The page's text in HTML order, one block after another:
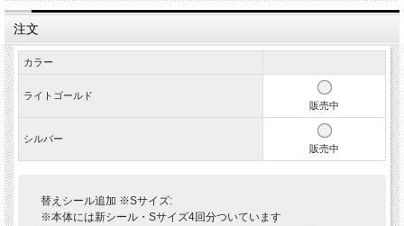
注文
カラー
ライトゴールド
販売中
シルバー
販売中
替えシール追加 ※Sサイズ:
※本体には新シール・Sサイズ4回分ついています